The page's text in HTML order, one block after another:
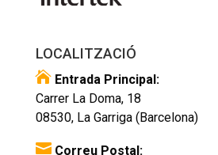
LOCALITZACIÓ
 Entrada Principal:
Carrer La Doma, 18
08530, La Garriga (Barcelona)
 Correu Postal: